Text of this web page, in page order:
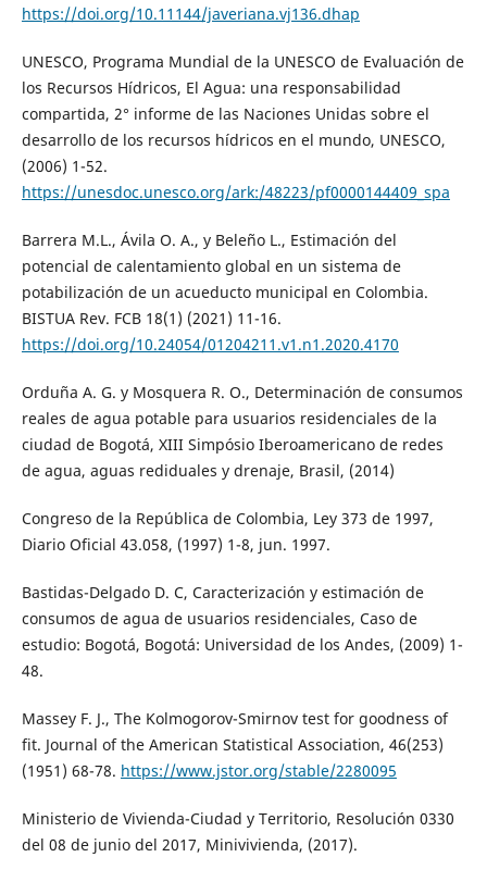
https://doi.org/10.11144/javeriana.vj136.dhap
UNESCO, Programa Mundial de la UNESCO de Evaluación de
los Recursos Hídricos, El Agua: una responsabilidad
compartida, 2° informe de las Naciones Unidas sobre el
desarrollo de los recursos hídricos en el mundo, UNESCO,
(2006) 1-52.
https://unesdoc.unesco.org/ark:/48223/pf0000144409_spa
Barrera M.L., Ávila O. A., y Beleño L., Estimación del
potencial de calentamiento global en un sistema de
potabilización de un acueducto municipal en Colombia.
BISTUA Rev. FCB 18(1) (2021) 11-16.
https://doi.org/10.24054/01204211.v1.n1.2020.4170
Orduña A. G. y Mosquera R. O., Determinación de consumos
reales de agua potable para usuarios residenciales de la
ciudad de Bogotá, XIII Simpósio Iberoamericano de redes
de agua, aguas rediduales y drenaje, Brasil, (2014)
Congreso de la República de Colombia, Ley 373 de 1997,
Diario Oficial 43.058, (1997) 1-8, jun. 1997.
Bastidas-Delgado D. C, Caracterización y estimación de
consumos de agua de usuarios residenciales, Caso de
estudio: Bogotá, Bogotá: Universidad de los Andes, (2009) 1-
48.
Massey F. J., The Kolmogorov-Smirnov test for goodness of
fit. Journal of the American Statistical Association, 46(253)
(1951) 68-78. https://www.jstor.org/stable/2280095
Ministerio de Vivienda-Ciudad y Territorio, Resolución 0330
del 08 de junio del 2017, Minivivienda, (2017).